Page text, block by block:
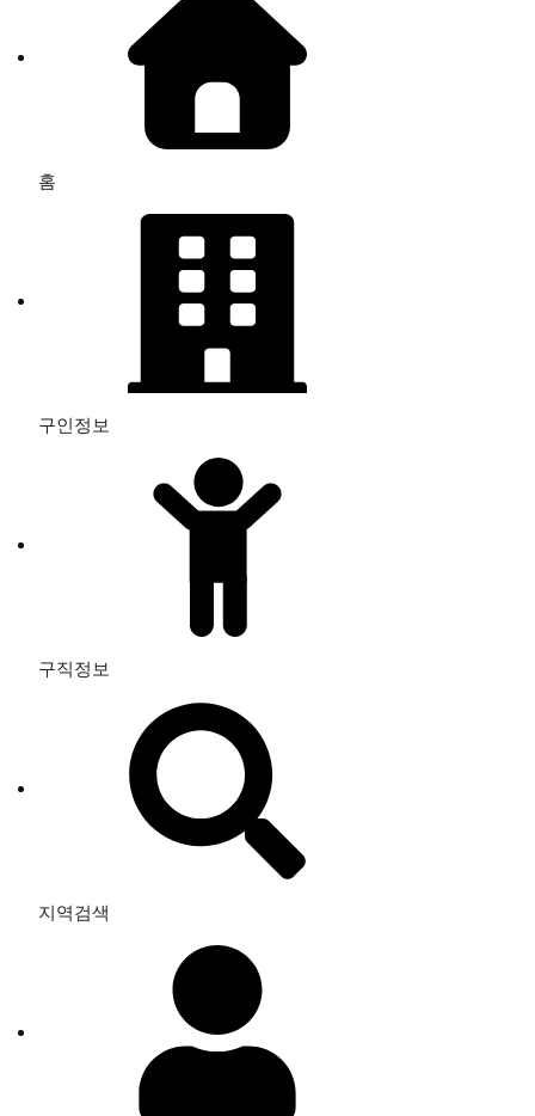
홈
구인정보
구직정보
지역검색